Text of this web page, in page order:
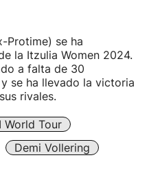
Protime) se ha
la Itzulia Women 2024.
a falta de 30
se ha llevado la victoria
rivales.
World Tour
Demi Vollering